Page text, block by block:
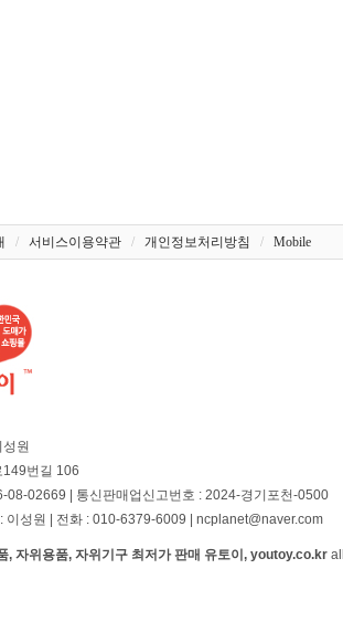
/ 서비스이용약관 / 개인정보처리방침 / Mobile
성원
149번길 106
08-02669 | 통신판매업신고번호 : 2024-경기포천-0500
이성원 | 전화 : 010-6379-6009 | ncplanet@naver.com
, 자위용품, 자위기구 최저가 판매 유토이, youtoy.co.kr